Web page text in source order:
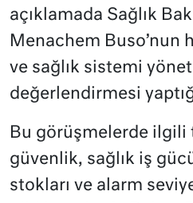
açıklamada Sağlık
Menachem Buso’nun
ve sağlık sistemi
değerlendirmesi
Bu görüşmelerde ilgili
güvenlik, sağlık iş
stokları ve alarm